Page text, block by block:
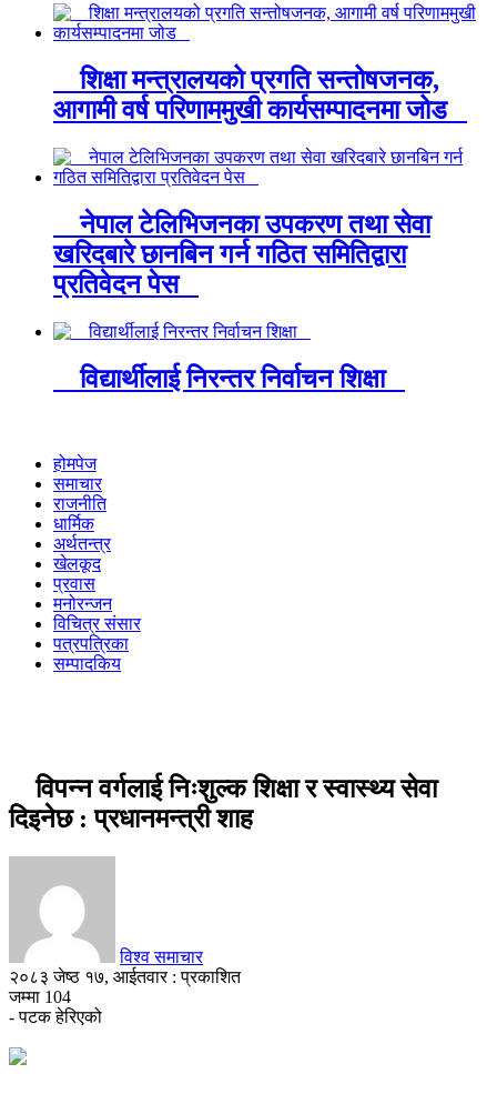
शिक्षा मन्त्रालयको प्रगति सन्तोषजनक,
आगामी वर्ष परिणाममुखी कार्यसम्पादनमा जोड
नेपाल टेलिभिजनका उपकरण तथा सेवा
खरिदबारे छानबिन गर्न गठित समितिद्वारा
प्रतिवेदन पेस
विद्यार्थीलाई निरन्तर निर्वाचन शिक्षा
होमपेज
समाचार
राजनीति
धार्मिक
अर्थतन्त्र
खेलकूद
प्रवास
मनोरन्जन
विचित्र संसार
पत्रपत्रिका
सम्पादकिय
विपन्न वर्गलाई निःशुल्क शिक्षा र स्वास्थ्य सेवा
दिइनेछ : प्रधानमन्त्री शाह
विश्व समाचार
२०८३ जेष्ठ १७, आईतवार : प्रकाशित
जम्मा 104
- पटक हेरिएको